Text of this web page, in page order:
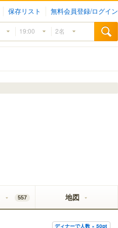
保存リスト 無料会員登録/ログイン
557 地図
ディナーで人数 × 50pt